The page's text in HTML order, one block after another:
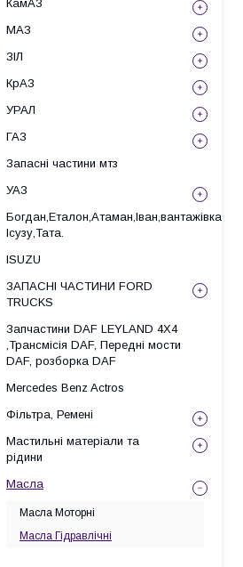
КамАЗ
МАЗ
ЗІЛ
КрАЗ
УРАЛ
ГАЗ
Запасні частини мтз
УАЗ
Богдан,Еталон,Атаман,Іван,вантажівка
Ісузу,Тата.
ISUZU
ЗАПАСНІ ЧАСТИНИ FORD
TRUCKS
Запчастини DAF LEYLAND 4X4
,Трансмісія DAF, Передні мости
DAF, розборка DAF
Mercedes Benz Actros
Фільтра, Ремені
Мастильні матеріали та
рідини
Масла
Масла Моторні
Масла Гідравлічні